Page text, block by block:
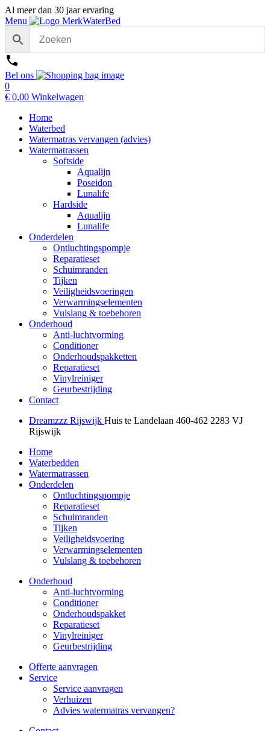
Al meer dan 30 jaar ervaring
Menu
Bel ons
0
€ 0,00 Winkelwagen
Home
Waterbed
Watermatras vervangen (advies)
Watermatrassen
Softside
Aqualijn
Poseidon
Lunalife
Hardside
Aqualijn
Lunalife
Onderdelen
Ontluchtingspompje
Reparatieset
Schuimranden
Tijken
Veiligheidsvoeringen
Verwarmingselementen
Vulslang & toebehoren
Onderhoud
Anti-luchtvorming
Conditioner
Onderhoudspakketten
Reparatieset
Vinylreiniger
Geurbestrijding
Contact
Dreamzzz Rijswijk Huis te Landelaan 460-462 2283 VJ
Rijswijk
Home
Waterbedden
Watermatrassen
Onderdelen
Ontluchtingspompje
Reparatieset
Schuimranden
Tijken
Veiligheidsvoering
Verwarmingselementen
Vulslang & toebehoren
Onderhoud
Anti-luchtvorming
Conditioner
Onderhoudspakket
Reparatieset
Vinylreiniger
Geurbestrijding
Offerte aanvragen
Service
Service aanvragen
Verhuizen
Advies watermatras vervangen?